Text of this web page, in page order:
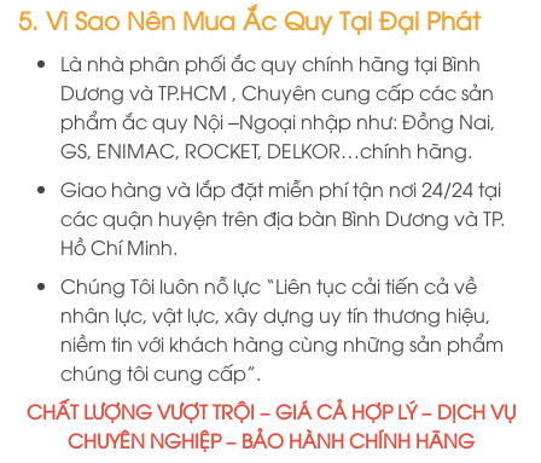
5. Vì Sao Nên Mua Ắc Quy Tại Đại Phát
Là nhà phân phối ắc quy chính hãng tại Bình
Dương và TP.HCM , Chuyên cung cấp các sản
phẩm ắc quy Nội –Ngoại nhập như: Đồng Nai,
GS, ENIMAC, ROCKET, DELKOR…chính hãng.
Giao hàng và lắp đặt miễn phí tận nơi 24/24 tại
các quận huyện trên địa bàn Bình Dương và TP.
Hồ Chí Minh.
Chúng Tôi luôn nỗ lực “Liên tục cải tiến cả về
nhân lực, vật lực, xây dựng uy tín thương hiệu,
niềm tin với khách hàng cùng những sản phẩm
chúng tôi cung cấp”.
CHẤT LƯỢNG VƯỢT TRỘI – GIÁ CẢ HỢP LÝ – DỊCH VỤ
CHUYÊN NGHIỆP – BẢO HÀNH CHÍNH HÃNG